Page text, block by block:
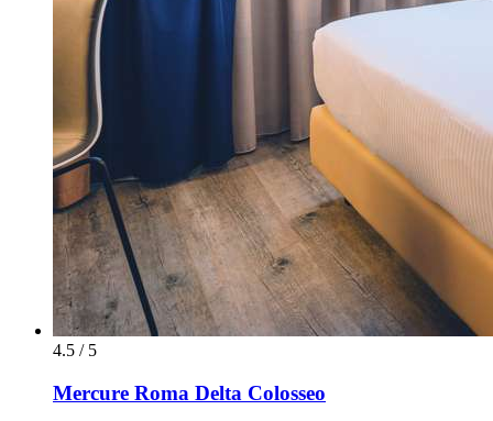
4.5 / 5
Mercure Roma Delta Colosseo